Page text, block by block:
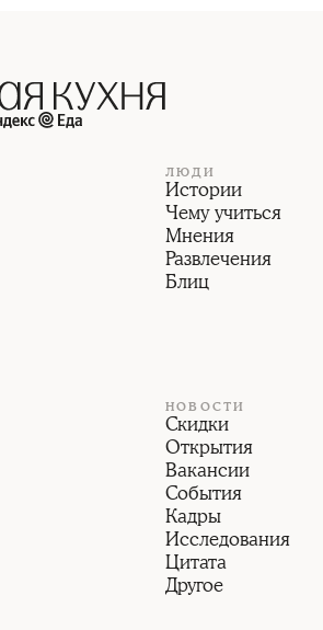
ЛЮДИ
Истории
Чему учиться
Мнения
Развлечения
Блиц
НОВОСТИ
Скидки
Открытия
Вакансии
События
Кадры
Исследования
Цитата
Другое